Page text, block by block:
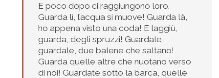
E poco dopo ci raggiungono loro.
Guarda lì, l’acqua si muove! Guarda là,
ho appena visto una coda! E laggiù,
guarda, degli spruzzi! Guardale,
guardale, due balene che saltano!
Guarda quelle altre che nuotano verso
di noi! Guardate sotto la barca, quelle